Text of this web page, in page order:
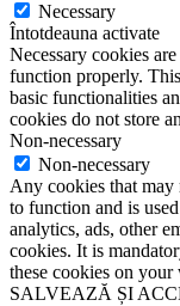
Necessary
Întotdeauna activate
Necessary cookies
function properly.
basic functionalities
cookies do not store
Non-necessary
Non-necessary
Any cookies that may
to function and is
analytics, ads, other
cookies. It is
these cookies on your
SALVEAZĂ ȘI